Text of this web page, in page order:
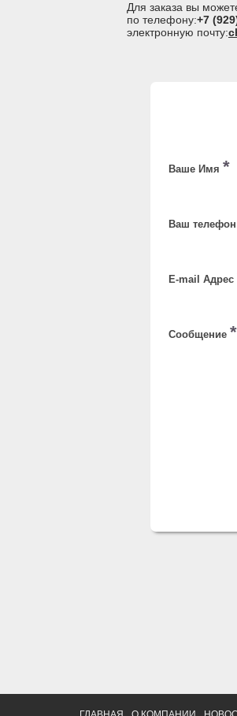
Для заказа вы
по телефону:+7
электронную почту:
Ваше Имя *
Ваш телефон
E-mail Адрес
Сообщение *